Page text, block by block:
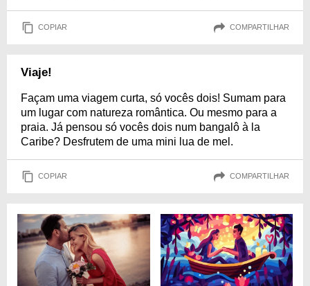
COPIAR COMPARTILHAR
Viaje!
Façam uma viagem curta, só vocês dois! Sumam para
um lugar com natureza romântica. Ou mesmo para a
praia. Já pensou só vocês dois num bangalô à la
Caribe? Desfrutem de uma mini lua de mel.
COPIAR COMPARTILHAR